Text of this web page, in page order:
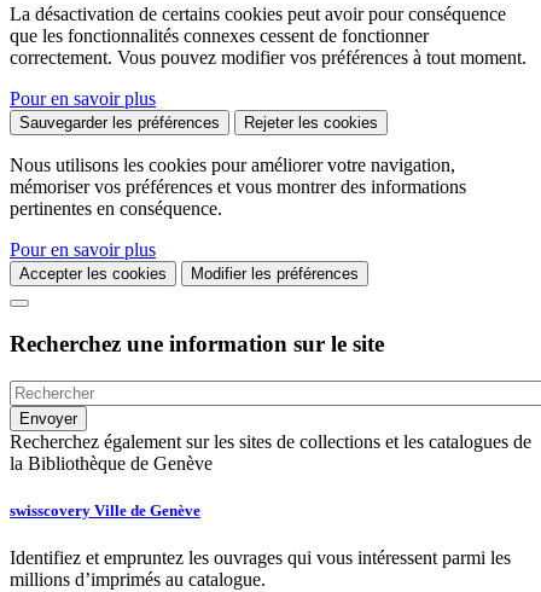
La désactivation de certains cookies peut avoir pour conséquence
que les fonctionnalités connexes cessent de fonctionner
correctement. Vous pouvez modifier vos préférences à tout moment.
Pour en savoir plus
Sauvegarder les préférences Rejeter les cookies
Nous utilisons les cookies pour améliorer votre navigation,
mémoriser vos préférences et vous montrer des informations
pertinentes en conséquence.
Pour en savoir plus
Accepter les cookies Modifier les préférences
Recherchez une information sur le site
Recherchez également sur les sites de collections et les catalogues de
la Bibliothèque de Genève
swisscovery Ville de Genève
Identifiez et empruntez les ouvrages qui vous intéressent parmi les
millions d’imprimés au catalogue.